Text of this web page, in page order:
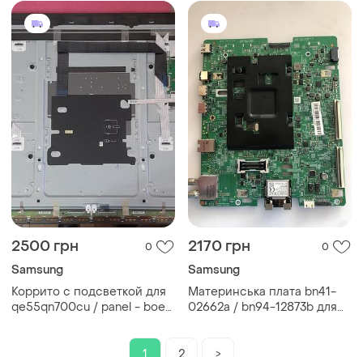
2500 грн 0
Samsung
Коррито с подсветкой для
qe55qn700cu / panel - boe
2170 грн 0
Samsung
Материнська плата bn41-
02662a / bn94-12873b для
s_s, б/у, оригінал)
1 2 >